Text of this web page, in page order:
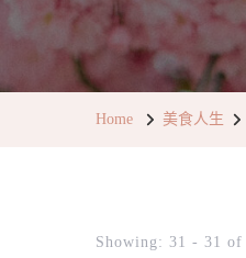
Home 美食人生
Showing: 31 - 31 of